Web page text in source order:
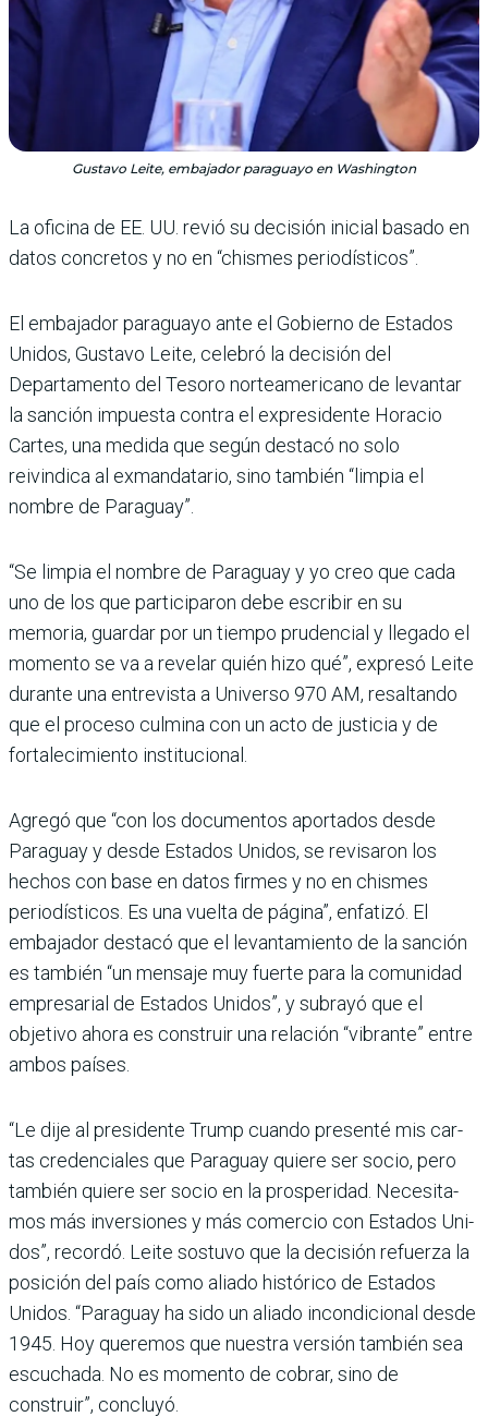
Gustavo Leite, embajador paraguayo en Washington
La oficina de EE. UU. revió su decisión inicial basado en
datos concretos y no en “chismes periodísticos”.
El embajador paraguayo ante el Gobierno de Estados
Unidos, Gustavo Leite, cele­bró la decisión del
Departamento del Tesoro norteame­ricano de levantar
la sanción impuesta contra el expresi­dente Horacio
Cartes, una medida que según destacó no solo
reivindica al exman­datario, sino también “lim­pia el
nombre de Paraguay”.
“Se limpia el nombre de Para­guay y yo creo que cada
uno de los que participaron debe escribir en su
memoria, guar­dar por un tiempo pruden­cial y llegado el
momento se va a revelar quién hizo qué”, expresó Leite
durante una entrevista a Universo 970 AM, resaltando
que el pro­ceso culmina con un acto de justicia y de
fortalecimiento institucional.
Agregó que “con los docu­mentos aportados desde
Paraguay y desde Estados Unidos, se revisaron los
hechos con base en datos fir­mes y no en chismes
perio­dísticos. Es una vuelta de página”, enfatizó. El
emba­jador destacó que el levan­tamiento de la sanción
es también “un mensaje muy fuerte para la comunidad
empresarial de Estados Uni­dos”, y subrayó que el
objetivo ahora es construir una rela­ción “vibrante” entre
ambos países.
“Le dije al presidente Trump cuando presenté mis car­
tas credenciales que Para­guay quiere ser socio, pero
también quiere ser socio en la prosperidad. Necesita­
mos más inversiones y más comercio con Estados Uni­
dos”, recordó. Leite sostuvo que la decisión refuerza la
posición del país como aliado histórico de Estados
Unidos. “Paraguay ha sido un aliado incondicional desde
1945. Hoy queremos que nuestra versión también sea
escu­chada. No es momento de cobrar, sino de
construir”, concluyó.